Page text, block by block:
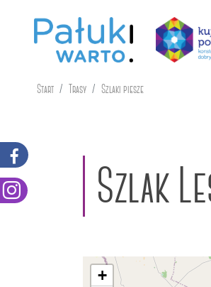
Start Trasy Szlaki piesze
Szlak
+